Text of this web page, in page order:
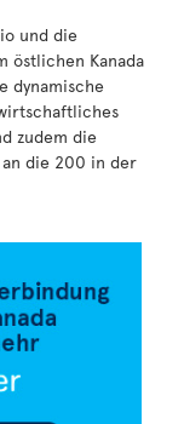
und die
östlichen Kanada
dynamische
zudem die
die 200 in der